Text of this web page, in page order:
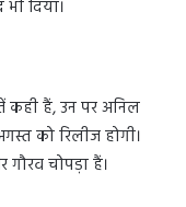
दिया।
कही हैं, उन पर अनिल
को रिलीज होगी।
गौरव चोपड़ा हैं।